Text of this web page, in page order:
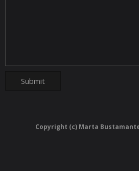
Copyright (c) Marta Bustamante